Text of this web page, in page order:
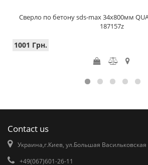
Сверло по бетону sds-max 34х800мм
187157z
1001 Грн.
Contact us
Украина,г.Киев, ул.Большая Васильковская
+49(067)601-26-11